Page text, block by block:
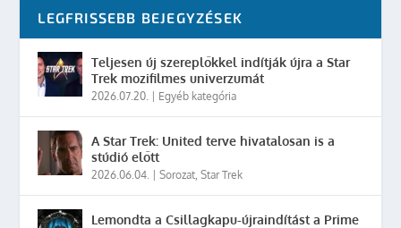
LEGFRISSEBB BEJEGYZÉSEK
Teljesen új szereplőkkel indítják újra a Star
Trek mozifilmes univerzumát
2026.07.20. Egyéb kategória
A Star Trek: United terve hivatalosan is a
stúdió előtt
2026.06.04. |Sorozat ,Star Trek
Lemondta a Csillagkapu-újraindítást a Prime